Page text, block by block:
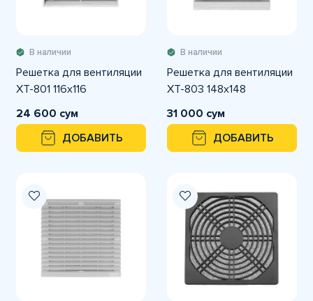
В наличии
Решетка для вентиляции
XT-801 116x116
24 600 сум
ДОБАВИТЬ
В наличии
Решетка для вентиляции
XT-803 148х148
31 000 сум
ДОБАВИТЬ